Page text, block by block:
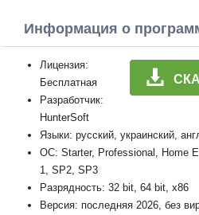
Информация о
Лицензия:
Бесплатная
Разработчик:
HunterSoft
Языки: русский, украинский,
ОС: Starter, Professional, Home
1, SP2, SP3
Разрядность: 32 bit, 64 bit, x86
Версия: последняя 2026, без